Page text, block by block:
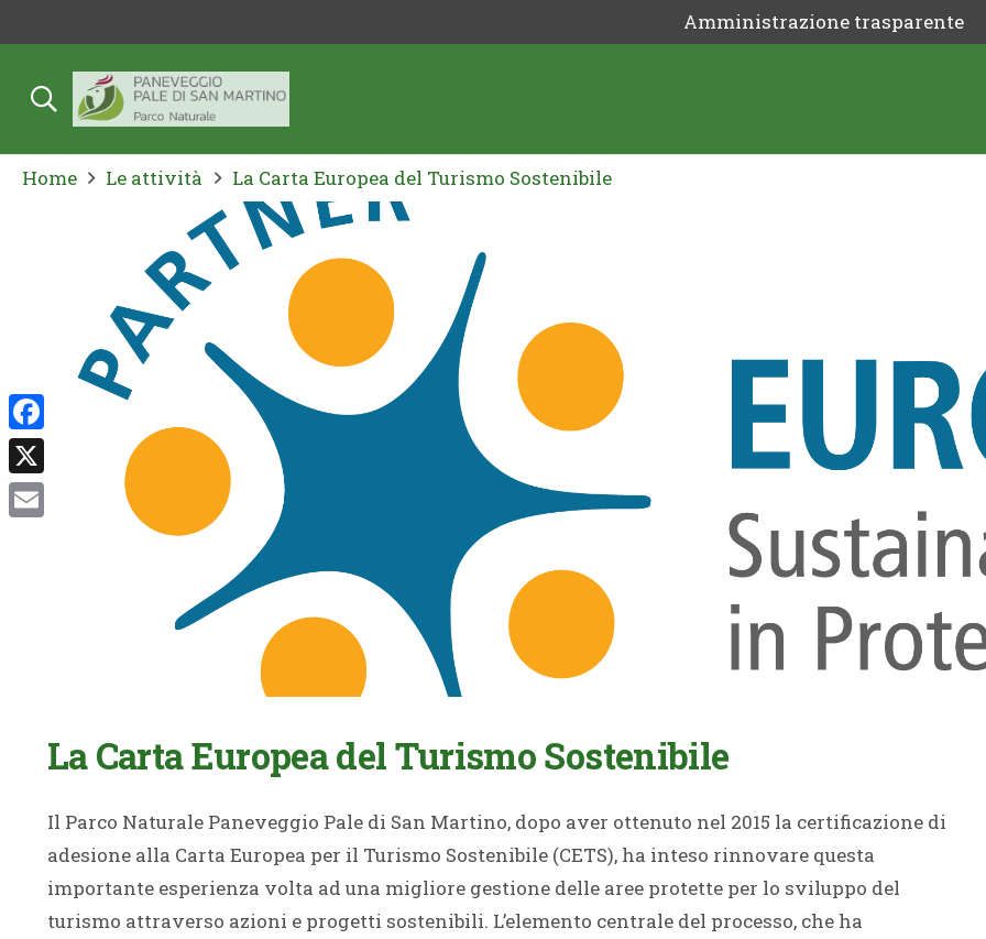
Amministrazione trasparente
Home Le attività La Carta Europea del Turismo Sostenibile
La Carta Europea del Turismo Sostenibile
Il Parco Naturale Paneveggio Pale di San Martino, dopo aver ottenuto nel 2015 la certificazione di
adesione alla Carta Europea per il Turismo Sostenibile (CETS), ha inteso rinnovare questa
importante esperienza volta ad una migliore gestione delle aree protette per lo sviluppo del
turismo attraverso azioni e progetti sostenibili. L’elemento centrale del processo, che ha
Facebook
X